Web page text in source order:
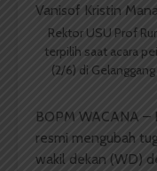
Rektor USU Prof
terpilih saat acara
(2/6) di
BOPM WACANA –
resmi mengubah
wakil dekan (WD)